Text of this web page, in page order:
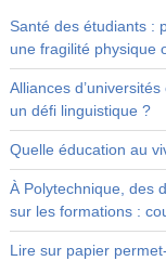
Santé des étudiants :
une fragilité physique
Alliances
un défi linguistique ?
Quelle éducation au
À Polytechnique, des
sur les formations :
Lire sur papier